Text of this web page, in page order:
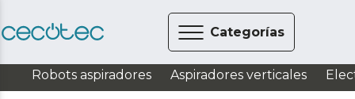
Categorías
Robots aspiradores Aspiradores verticales